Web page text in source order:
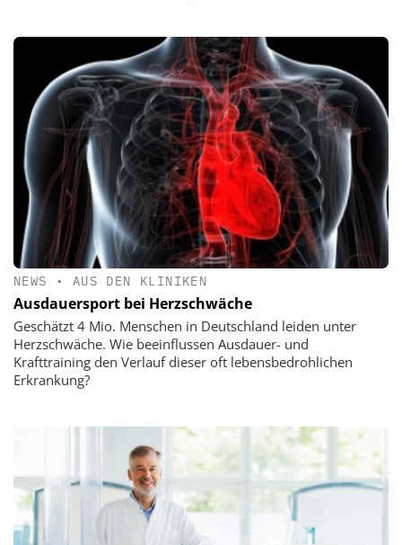
NEWS • AUS DEN KLINIKEN
Ausdauersport bei Herzschwäche
Geschätzt 4 Mio. Menschen in Deutschland leiden unter
Herzschwäche. Wie beeinflussen Ausdauer- und
Krafttraining den Verlauf dieser oft lebensbedrohlichen
Erkrankung?